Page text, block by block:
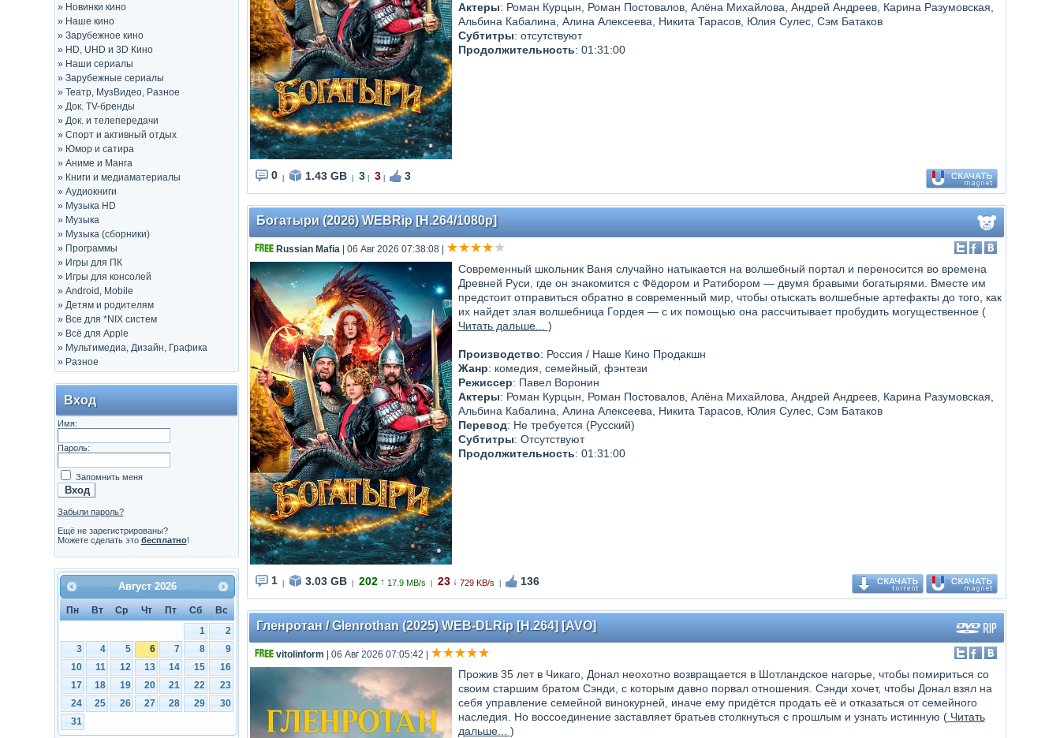
» Новинки кино
» Наше кино
» Зарубежное кино
» HD, UHD и 3D Кино
» Наши сериалы
» Зарубежные сериалы
» Театр, МузВидео, Разное
» Док. TV-бренды
» Док. и телепередачи
» Спорт и активный отдых
» Юмор и сатира
» Аниме и Манга
» Книги и медиаматериалы
» Аудиокниги
» Музыка HD
» Музыка
» Музыка (сборники)
» Программы
» Игры для ПК
» Игры для консолей
» Android, Mobile
» Детям и родителям
» Все для *NIX систем
» Всё для Apple
» Мультимедиа, Дизайн, Графика
» Разное
Вход
Имя:
Пароль:
Запомнить меня
Забыли пароль?
Ещё не зарегистрированы?
Можете сделать это бесплатно!
Август 2026
Пн Вт Ср Чт Пт Сб
Вс
1
2
3
4 5 6 7 8
9
10
11 12 13 14 15
16
17
18 19 20 21 22
23
24
25 26 27 28 29
30
31
Актеры: Роман Курцын, Роман Постовалов, Алёна Михайлова, Андрей Андреев, Карина Разумовская,
Альбина Кабалина, Алина Алексеева, Никита Тарасов, Юлия Сулес, Сэм Батаков
Субтитры: отсутствуют
Продолжительность: 01:31:00
0 1.43 GB 3 3 3
Богатыри (2026) WEBRip [H.264/1080p]
Russian Mafia| 06 Авг 2026 07:38:08|
Современный школьник Ваня случайно натыкается на волшебный портал и переносится во времена
Древней Руси, где он знакомится с Фёдором и Ратибором — двумя бравыми богатырями. Вместе им
предстоит отправиться обратно в современный мир, чтобы отыскать волшебные артефакты до того, как
их найдет злая волшебница Гордея — с их помощью она рассчитывает пробудить могущественное (
Читать дальше... )
Производство: Россия / Наше Кино Продакшн
Жанр: комедия, семейный, фэнтези
Режиссер: Павел Воронин
Актеры: Роман Курцын, Роман Постовалов, Алёна Михайлова, Андрей Андреев, Карина Разумовская,
Альбина Кабалина, Алина Алексеева, Никита Тарасов, Юлия Сулес, Сэм Батаков
Перевод: Не требуется (Русский)
Субтитры: Отсутствуют
Продолжительность: 01:31:00
1 3.03 GB 202 ↑ 17.9 MB/s 23 ↓ 729 KB/s 136
Гленротан / Glenrothan (2025) WEB-DLRip [H.264] [AVO]
vitolinform | 06 Авг 2026 07:05:42
Прожив 35 лет в Чикаго, Донал неохотно возвращается в Шотландское нагорье, чтобы помириться со
своим старшим братом Сэнди, с которым давно порвал отношения. Сэнди хочет, чтобы Донал взял на
себя управление семейной винокурней, иначе ему придётся продать её и отказаться от семейного
наследия. Но воссоединение заставляет братьев столкнуться с прошлым и узнать истинную (Читать
дальше... )